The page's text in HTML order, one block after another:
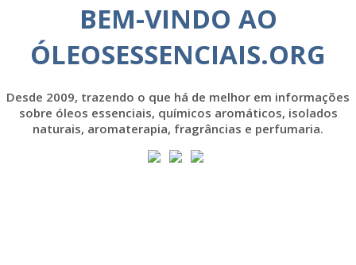
BEM-VINDO AO
ÓLEOSESSENCIAIS.ORG
Desde 2009, trazendo o que há de melhor em informações
sobre óleos essenciais, químicos aromáticos, isolados
naturais, aromaterapia, fragrâncias e perfumaria.